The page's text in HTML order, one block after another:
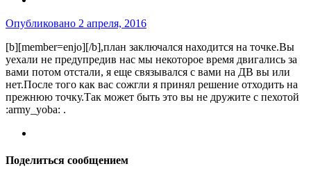
Опубликовано 2 апреля, 2016
[b][member=enjo][/b],план заключался находится на точке.Вы
уехали не предупредив нас мы некоторое время двигались за
вами потом отстали, я еще связывался с вами на ДВ вы или
нет.После того как вас сожгли я принял решение отходить на
прежнюю точку.Так может быть это вы не дружите с пехотой
:army_yoba: .
Поделиться сообщением